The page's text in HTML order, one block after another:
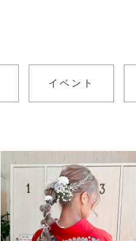
イベント